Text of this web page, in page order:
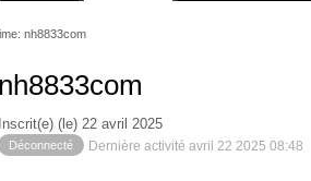
nh8833com
nh8833com
Inscrit(e) (le) 22 avril 2025
Déconnecté Dernière activité avril 22 2025 08:48